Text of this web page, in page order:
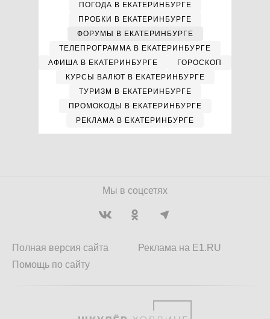
ПОГОДА В ЕКАТЕРИНБУРГЕ
ПРОБКИ В ЕКАТЕРИНБУРГЕ
ФОРУМЫ В ЕКАТЕРИНБУРГЕ
ТЕЛЕПРОГРАММА В ЕКАТЕРИНБУРГЕ
АФИША В ЕКАТЕРИНБУРГЕ
ГОРОСКОП
КУРСЫ ВАЛЮТ В ЕКАТЕРИНБУРГЕ
ТУРИЗМ В ЕКАТЕРИНБУРГЕ
ПРОМОКОДЫ В ЕКАТЕРИНБУРГЕ
РЕКЛАМА В ЕКАТЕРИНБУРГЕ
Мы в соцсетях
Полная версия сайта
Помощь по сайту
Реклама на E1.RU